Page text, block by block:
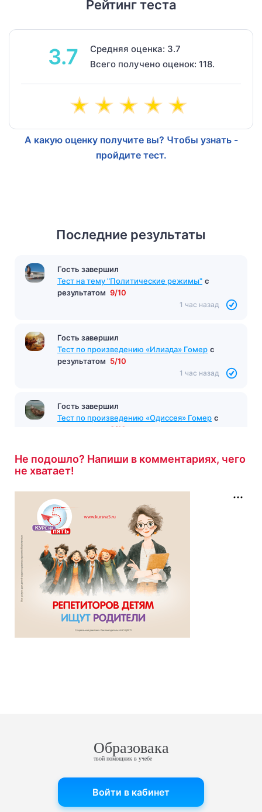
Рейтинг теста
3.7
Средняя оценка: 3.7
Всего получено оценок: 118.
А какую оценку получите вы? Чтобы узнать -
пройдите тест.
Последние результаты
Гость завершил
Тест на тему "Политические режимы" с
результатом 9/10
1 час назад
Гость завершил
Тест по произведению «Илиада» Гомер с
результатом 5/10
1 час назад
Гость завершил
Тест по произведению «Одиссея» Гомер с
8/10
Не подошло? Напиши в комментариях, чего
не хватает!
Образовака
твой помощник в учебе
Войти в кабинет